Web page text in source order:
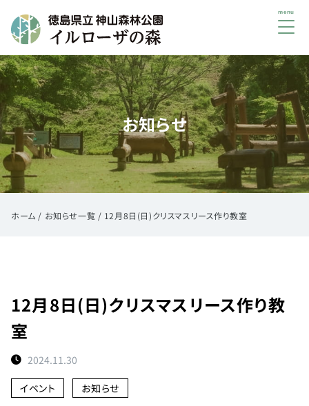
メ
ュ
ー
初
め
て
の
方
へ
ご
利
案
ン
予
約
況
お知らせ
ホーム / お知らせ一覧 / 12月8日(日)クリスマスリース作り教室
12月8日(日)クリスマスリース作り教
室
2024.11.30
イベント お知らせ